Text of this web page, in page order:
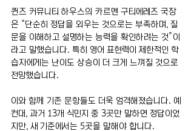
퀸즈 커뮤니티 하우스의 카르멘 구티에레즈 국장
은 “단순히 정답을 외우는 것으로는 부족하며, 질
문을 이해하고 설명하는 능력을 확인하려는 것”이
라고 말했습니다. 특히 영어 표현력이 제한적인 학
습자에게는 난이도 상승이 더 크게 느껴질 것으로
전망했습니다.
이와 함께 기존 문항들도 더욱 엄격해졌습니다. 예
컨대, 과거 13개 식민지 중 3곳만 말하면 정답이었
지만, 새 기준에서는 5곳을 말해야 합니다.